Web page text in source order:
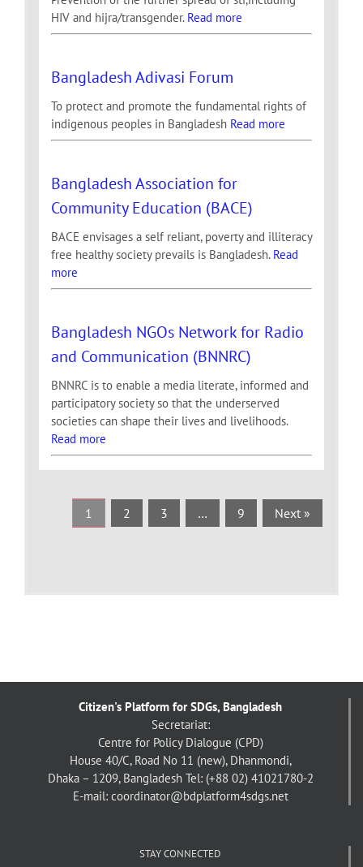
HIV and hijra/transgender. Read more
Bangladesh Adivasi Forum
To protect and promote the fundamental rights of
indigenous peoples in Bangladesh Read more
Bangladesh Association for
Community Education (BACE)
BACE envisages a self reliant, poverty and illiteracy
free healthy society prevails is Bangladesh. Read
more
Bangladesh NGOs Network for Radio
and Communication (BNNRC)
BNNRC is to enable a media literate, informed and
participatory society so that the underserved
societies can shape their lives and livelihoods.
Read more
1 2 3 … 9 Next »
Citizen's Platform for SDGs, Bangladesh
Secretariat:
Centre for Policy Dialogue (CPD)
House 40/C, Road No 11 (new), Dhanmondi,
Dhaka – 1209, Bangladesh Tel: (+88 02) 41021780-2
E-mail: coordinator@bdplatform4sdgs.net
STAY CONNECTED